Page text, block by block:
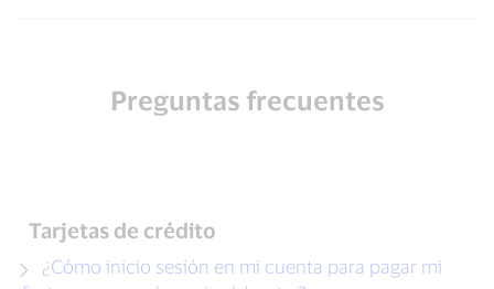
Preguntas frecuentes
Tarjetas de crédito